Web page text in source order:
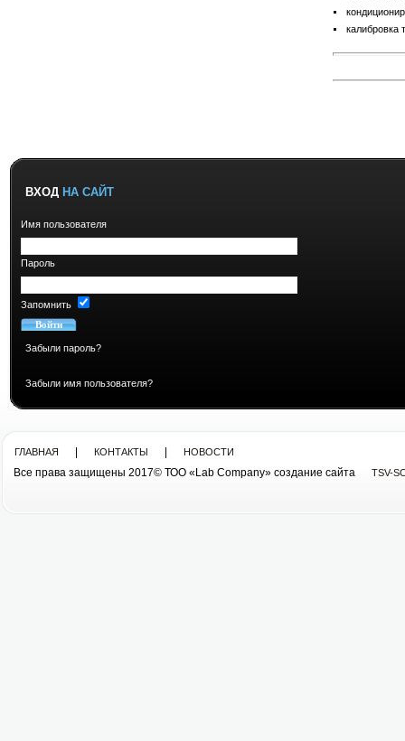
калибровка
ВХОД НА САЙТ
Имя пользователя
Пароль
Запомнить
Забыли пароль?
Забыли имя пользователя?
ГЛАВНАЯ КОНТАКТЫ НОВОСТИ
Все права защищены 2017© ТОО «Lab Company» cоздание сайта TSV-